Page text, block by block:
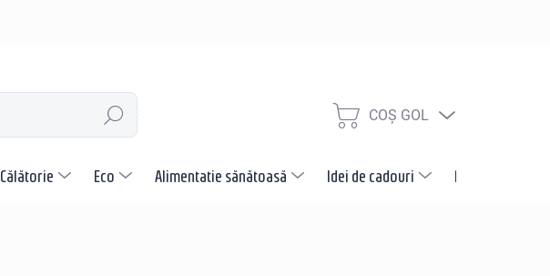
CĂUTARE
COŞ
COŞ GOL
Călătorie Eco Alimentatie sănătoasă Idei de cadouri Promotii